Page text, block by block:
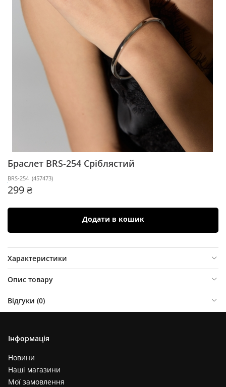
Браслет BRS-254 Сріблястий
BRS-254 (457473)
299 ₴
Додати в кошик
Характеристики
Опис товару
Відгуки (0)
Інформація
Новини
Наші магазини
Мої замовлення